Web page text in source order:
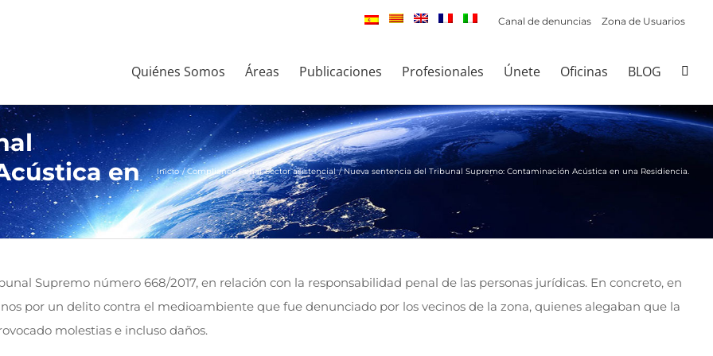
Canal de denuncias Zona de Usuarios
Quiénes Somos Áreas Publicaciones Profesionales Únete Oficinas BLOG
en
Inicio Compliance Penal Sector asistencial Nueva sentencia del Tribunal Supremo: Contaminación Acústica en una Residiencia.
Supremo número 668/2017, en relación con la responsabilidad penal de las personas jurídicas. En concreto, en
por un delito contra el medioambiente que fue denunciado por los vecinos de la zona, quienes alegaban que la
molestias e incluso daños.